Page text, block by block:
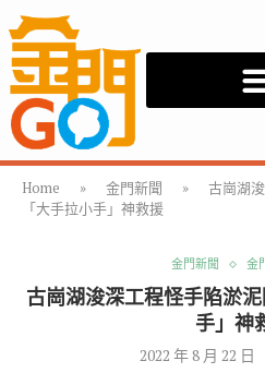
Home » 金門新聞 »
古崗湖
「大手拉小手」神救援
金門新聞 金
古崗湖浚深工程怪手陷淤
手」神
2022 年 8 月 22 日